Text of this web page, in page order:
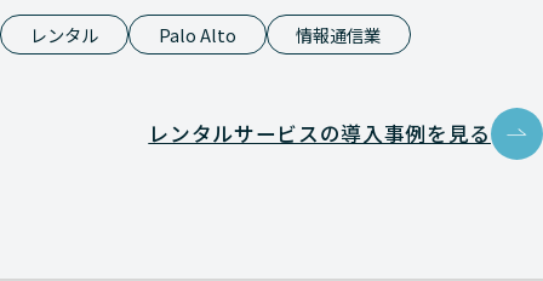
HPE
レンタル Palo Alto 情報通信業
レンタルサービスの導入事例を見る